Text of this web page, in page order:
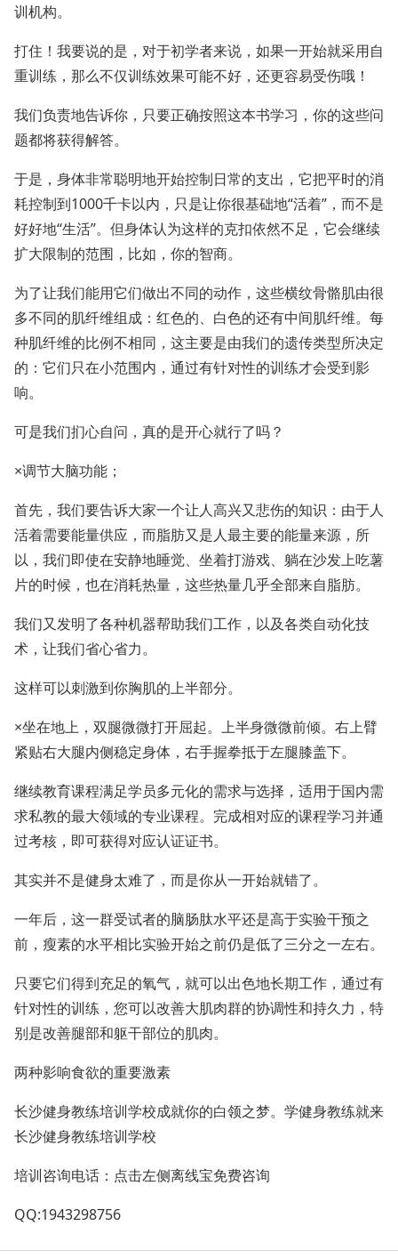
训机构。
打住！我要说的是，对于初学者来说，如果一开始就采用自
重训练，那么不仅训练效果可能不好，还更容易受伤哦！
我们负责地告诉你，只要正确按照这本书学习，你的这些问
题都将获得解答。
于是，身体非常聪明地开始控制日常的支出，它把平时的消
耗控制到1000千卡以内，只是让你很基础地“活着”，而不是
好好地“生活”。但身体认为这样的克扣依然不足，它会继续
扩大限制的范围，比如，你的智商。
为了让我们能用它们做出不同的动作，这些横纹骨骼肌由很
多不同的肌纤维组成：红色的、白色的还有中间肌纤维。每
种肌纤维的比例不相同，这主要是由我们的遗传类型所决定
的：它们只在小范围内，通过有针对性的训练才会受到影
响。
可是我们扪心自问，真的是开心就行了吗？
×调节大脑功能；
首先，我们要告诉大家一个让人高兴又悲伤的知识：由于人
活着需要能量供应，而脂肪又是人最主要的能量来源，所
以，我们即使在安静地睡觉、坐着打游戏、躺在沙发上吃薯
片的时候，也在消耗热量，这些热量几乎全部来自脂肪。
我们又发明了各种机器帮助我们工作，以及各类自动化技
术，让我们省心省力。
这样可以刺激到你胸肌的上半部分。
×坐在地上，双腿微微打开屈起。上半身微微前倾。右上臂
紧贴右大腿内侧稳定身体，右手握拳抵于左腿膝盖下。
继续教育课程满足学员多元化的需求与选择，适用于国内需
求私教的最大领域的专业课程。完成相对应的课程学习并通
过考核，即可获得对应认证证书。
其实并不是健身太难了，而是你从一开始就错了。
一年后，这一群受试者的脑肠肽水平还是高于实验干预之
前，瘦素的水平相比实验开始之前仍是低了三分之一左右。
只要它们得到充足的氧气，就可以出色地长期工作，通过有
针对性的训练，您可以改善大肌肉群的协调性和持久力，特
别是改善腿部和躯干部位的肌肉。
两种影响食欲的重要激素
长沙健身教练培训学校成就你的白领之梦。学健身教练就来
长沙健身教练培训学校
培训咨询电话：点击左侧离线宝免费咨询
QQ:1943298756